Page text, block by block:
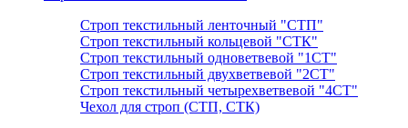
Строп текстильный ленточный "СТП"
Строп текстильный кольцевой "СТК"
Строп текстильный одноветвевой "1СТ"
Строп текстильный двухветвевой "2СТ"
Строп текстильный четырехветвевой "4СТ"
Чехол для строп (СТП, СТК)